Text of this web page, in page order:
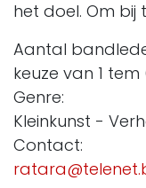
het doel. Om bij
Aantal
keuze van 1 tem
Kleinkunst -